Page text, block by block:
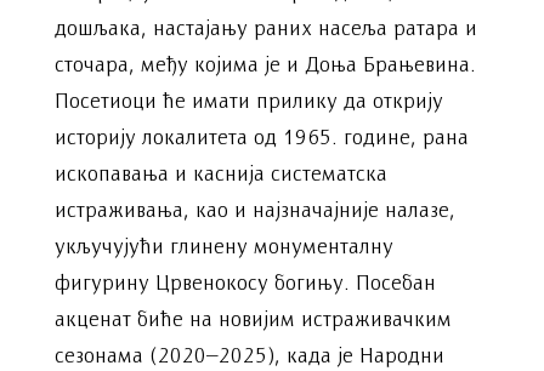
дошљака, настајању раних насеља ратара и
сточара, међу којима је и Доња Брањевина.
Посетиоци ће имати прилику да открију
историју локалитета од 1965. године, рана
ископавања и каснија систематска
истраживања, као и најзначајније налазе,
укључујући глинену монументалну
фигурину Црвенокосу богињу. Посебан
акценат биће на новијим истраживачким
сезонама (2020–2025), када је Народни